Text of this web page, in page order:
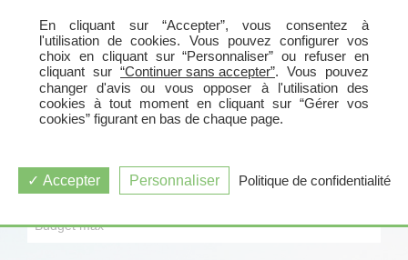
HABITER ou INVESTIR
En cliquant sur “Accepter”, vous consentez à
l'utilisation de cookies. Vous pouvez configurer vos
choix en cliquant sur “Personnaliser” ou refuser en
cliquant sur “Continuer sans accepter”. Vous pouvez
changer d'avis ou vous opposer à l'utilisation des
cookies à tout moment en cliquant sur “Gérer vos
cookies” figurant en bas de chaque page.
Accepter Personnaliser Politique de confidentialité